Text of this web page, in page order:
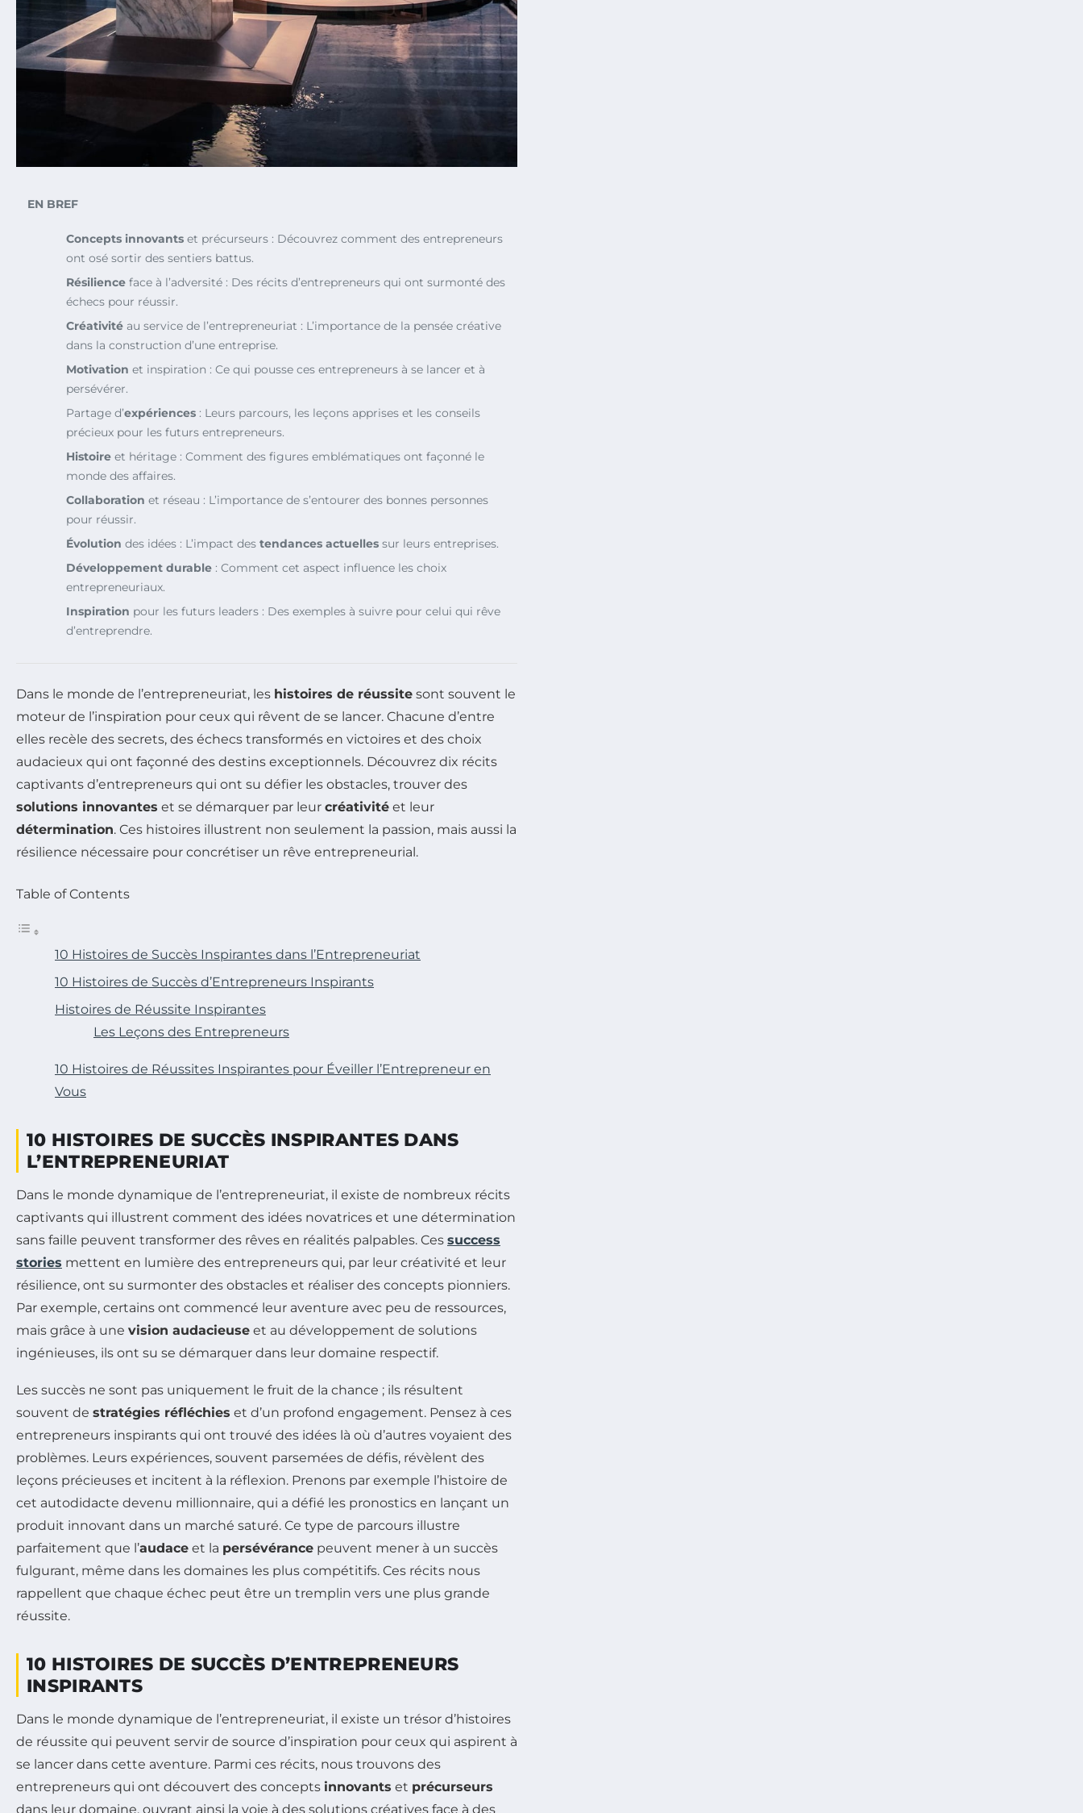
EN BREF
Concepts innovants et précurseurs : Découvrez comment des entrepreneurs
ont osé sortir des sentiers battus.
Résilience face à l’adversité : Des récits d’entrepreneurs qui ont surmonté des
échecs pour réussir.
Créativité au service de l’entrepreneuriat : L’importance de la pensée créative
dans la construction d’une entreprise.
Motivation et inspiration : Ce qui pousse ces entrepreneurs à se lancer et à
persévérer.
Partage d’expériences : Leurs parcours, les leçons apprises et les conseils
précieux pour les futurs entrepreneurs.
Histoire et héritage : Comment des figures emblématiques ont façonné le
monde des affaires.
Collaboration et réseau : L’importance de s’entourer des bonnes personnes
pour réussir.
Évolution des idées : L’impact des tendances actuelles sur leurs entreprises.
Développement durable : Comment cet aspect influence les choix
entrepreneuriaux.
Inspiration pour les futurs leaders : Des exemples à suivre pour celui qui rêve
d’entreprendre.
Dans le monde de l’entrepreneuriat, les histoires de réussite sont souvent le
moteur de l’inspiration pour ceux qui rêvent de se lancer. Chacune d’entre
elles recèle des secrets, des échecs transformés en victoires et des choix
audacieux qui ont façonné des destins exceptionnels. Découvrez dix récits
captivants d’entrepreneurs qui ont su défier les obstacles, trouver des
solutions innovantes et se démarquer par leur créativité et leur
détermination. Ces histoires illustrent non seulement la passion, mais aussi la
résilience nécessaire pour concrétiser un rêve entrepreneurial.
Table of Contents
10 Histoires de Succès Inspirantes dans l’Entrepreneuriat
10 Histoires de Succès d’Entrepreneurs Inspirants
Histoires de Réussite Inspirantes
Les Leçons des Entrepreneurs
10 Histoires de Réussites Inspirantes pour Éveiller l’Entrepreneur en
Vous
10 HISTOIRES DE SUCCÈS INSPIRANTES DANS
L’ENTREPRENEURIAT
Dans le monde dynamique de l’entrepreneuriat, il existe de nombreux récits
captivants qui illustrent comment des idées novatrices et une détermination
sans faille peuvent transformer des rêves en réalités palpables. Ces success
stories mettent en lumière des entrepreneurs qui, par leur créativité et leur
résilience, ont su surmonter des obstacles et réaliser des concepts pionniers.
Par exemple, certains ont commencé leur aventure avec peu de ressources,
mais grâce à une vision audacieuse et au développement de solutions
ingénieuses, ils ont su se démarquer dans leur domaine respectif.
Les succès ne sont pas uniquement le fruit de la chance ; ils résultent
souvent de stratégies réfléchies et d’un profond engagement. Pensez à ces
entrepreneurs inspirants qui ont trouvé des idées là où d’autres voyaient des
problèmes. Leurs expériences, souvent parsemées de défis, révèlent des
leçons précieuses et incitent à la réflexion. Prenons par exemple l’histoire de
cet autodidacte devenu millionnaire, qui a défié les pronostics en lançant un
produit innovant dans un marché saturé. Ce type de parcours illustre
parfaitement que l’audace et la persévérance peuvent mener à un succès
fulgurant, même dans les domaines les plus compétitifs. Ces récits nous
rappellent que chaque échec peut être un tremplin vers une plus grande
réussite.
10 HISTOIRES DE SUCCÈS D’ENTREPRENEURS
INSPIRANTS
Dans le monde dynamique de l’entrepreneuriat, il existe un trésor d’histoires
de réussite qui peuvent servir de source d’inspiration pour ceux qui aspirent à
se lancer dans cette aventure. Parmi ces récits, nous trouvons des
entrepreneurs qui ont découvert des concepts innovants et précurseurs
dans leur domaine, ouvrant ainsi la voie à des solutions créatives face à des